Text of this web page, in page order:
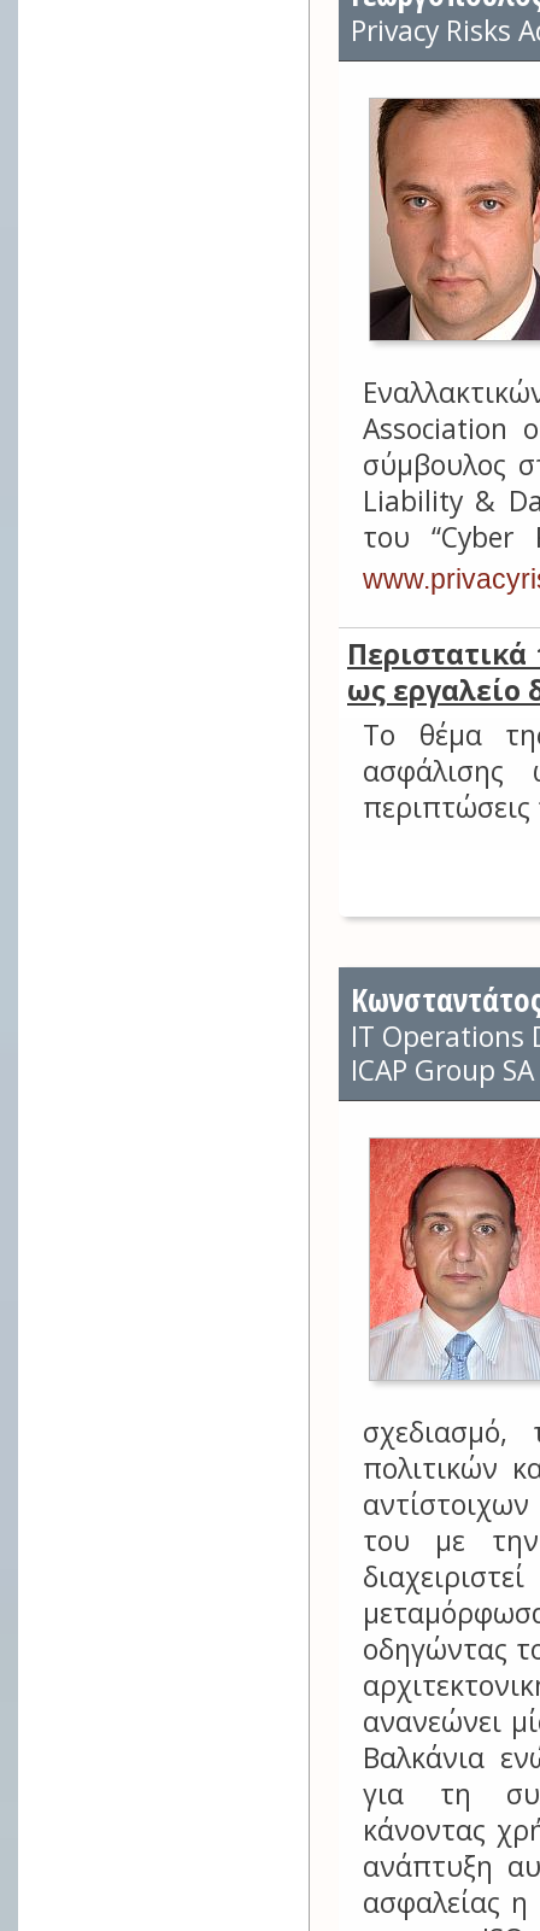
Privacy Risks
Association
σύμβουλος
Liability &
του “Cyber
ως εργαλείο
Το θέμα
ασφάλισης
IT Operations
ICAP Group SA
πολιτικών
του με την
οδηγώντας
ανανεώνει
Βαλκάνια
για τη
κάνοντας
ανάπτυξη
ασφαλείας